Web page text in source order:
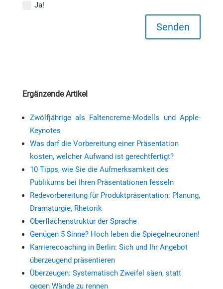
Ja!
Senden
Ergänzende Artikel
Zwölfjährige als Faltencreme-Modells und Apple-
Keynotes
Was darf die Vorbereitung einer Präsentation
kosten, welcher Aufwand ist gerechtfertigt?
10 Tipps, wie Sie die Aufmerksamkeit des
Publikums bei Ihren Präsentationen fesseln
Redevorbereitung für Produktpräsentation: Planung,
Dramaturgie, Rhetorik
Oberflächenstruktur der Sprache
Genügen 5 Sinne? Hoch leben die Spiegelneuronen!
Karrierecoaching in Berlin: Sich und Ihr Angebot
überzeugend präsentieren
Überzeugen: Systematisch Zweifel säen, statt
gegen Wände zu rennen